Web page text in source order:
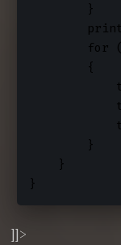
        }
for
        {
        }
    }
}
]]>